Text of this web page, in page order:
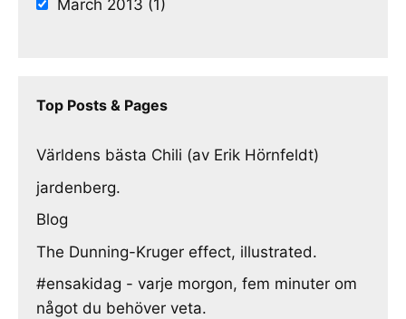
March 2013 (1)
Top Posts & Pages
Världens bästa Chili (av Erik Hörnfeldt)
jardenberg.
Blog
The Dunning-Kruger effect, illustrated.
#ensakidag - varje morgon, fem minuter om
något du behöver veta.